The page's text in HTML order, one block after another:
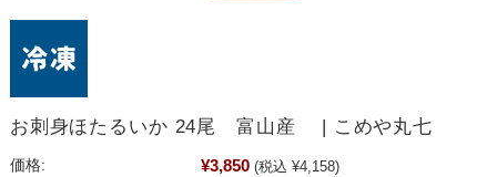
お刺身ほたるいか 24尾 富山産 | こめや丸七
価格: ¥3,850 (税込 ¥4,158)